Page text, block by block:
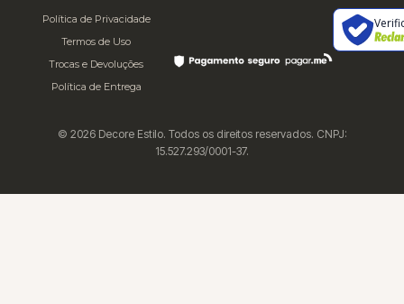
Política de Privacidade
Termos de Uso
Trocas e Devoluções
Política de Entrega
© 2026 Decore Estilo. Todos os direitos reservados. CNPJ:
15.527.293/0001-37.